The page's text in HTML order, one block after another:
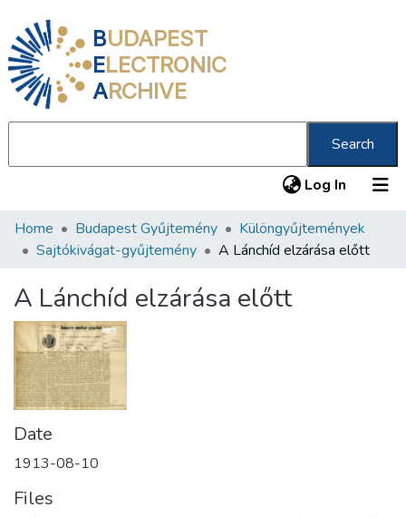
BUDAPEST
ELECTRONIC
ARCHIVE
Search
Log In (current)
Communities & Collections
Statistics
About us
Home Budapest Gyűjtemény
Különgyűjtemények
Sajtókivágat-gyűjtemény
A Lánchíd elzárása előtt
A Lánchíd elzárása előtt
Date
1913-08-10
Files